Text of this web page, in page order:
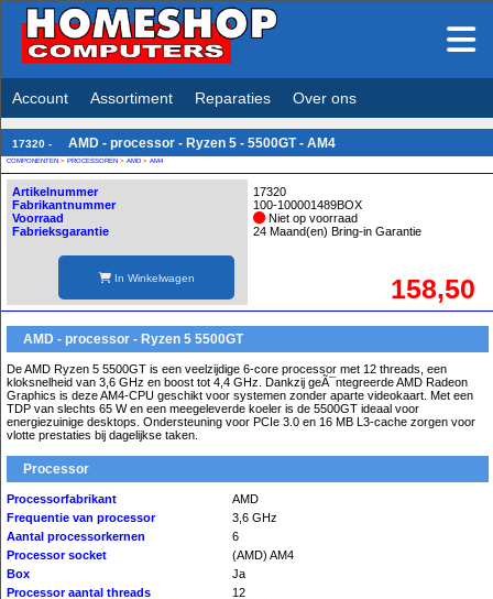
Account Assortiment Reparaties Over ons
17320 - AMD - processor - Ryzen 5 - 5500GT - AM4
COMPONENTEN > PROCESSOREN > AMD > AM4
Artikelnummer
Fabrikantnummer
Voorraad
Fabrieksgarantie
In Winkelwagen
17320
100-100001489BOX
Niet op voorraad
24 Maand(en) Bring-in Garantie
158,50
AMD - processor - Ryzen 5 5500GT
De AMD Ryzen 5 5500GT is een veelzijdige 6-core processor met 12 threads, een
kloksnelheid van 3,6 GHz en boost tot 4,4 GHz. Dankzij geÃ¯ntegreerde AMD Radeon
Graphics is deze AM4-CPU geschikt voor systemen zonder aparte videokaart. Met een
TDP van slechts 65 W en een meegeleverde koeler is de 5500GT ideaal voor
energiezuinige desktops. Ondersteuning voor PCIe 3.0 en 16 MB L3-cache zorgen voor
vlotte prestaties bij dagelijkse taken.
Processor
Processorfabrikant
AMD
Frequentie van processor
3,6 GHz
Aantal processorkernen
6
Processor socket
(AMD) AM4
Box
Ja
Processor aantal threads
12